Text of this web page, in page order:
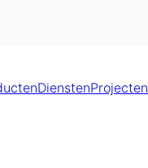
DienstenProjecten